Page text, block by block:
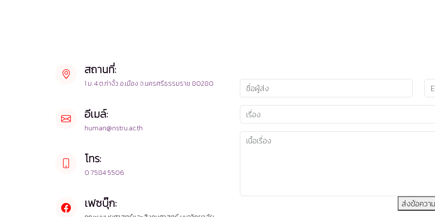
สถานที่:
1 ม. 4 ต.ท่างิ้ว อ.เมือง จ.นครศรีธรรมราช 80280
อีเมล์:
human@nstru.ac.th
โทร:
0 7584 5506
เฟซบุ๊ก: ส่งข้อความ